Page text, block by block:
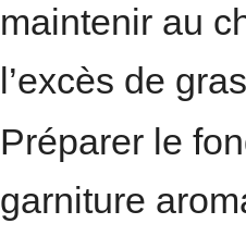
maintenir au
l’excès de
Préparer le
garniture